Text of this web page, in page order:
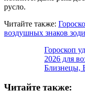
русло.
Читайте также:
воздушных знаков
Гороскоп
2026 для
Близнецы,
Читайте также: